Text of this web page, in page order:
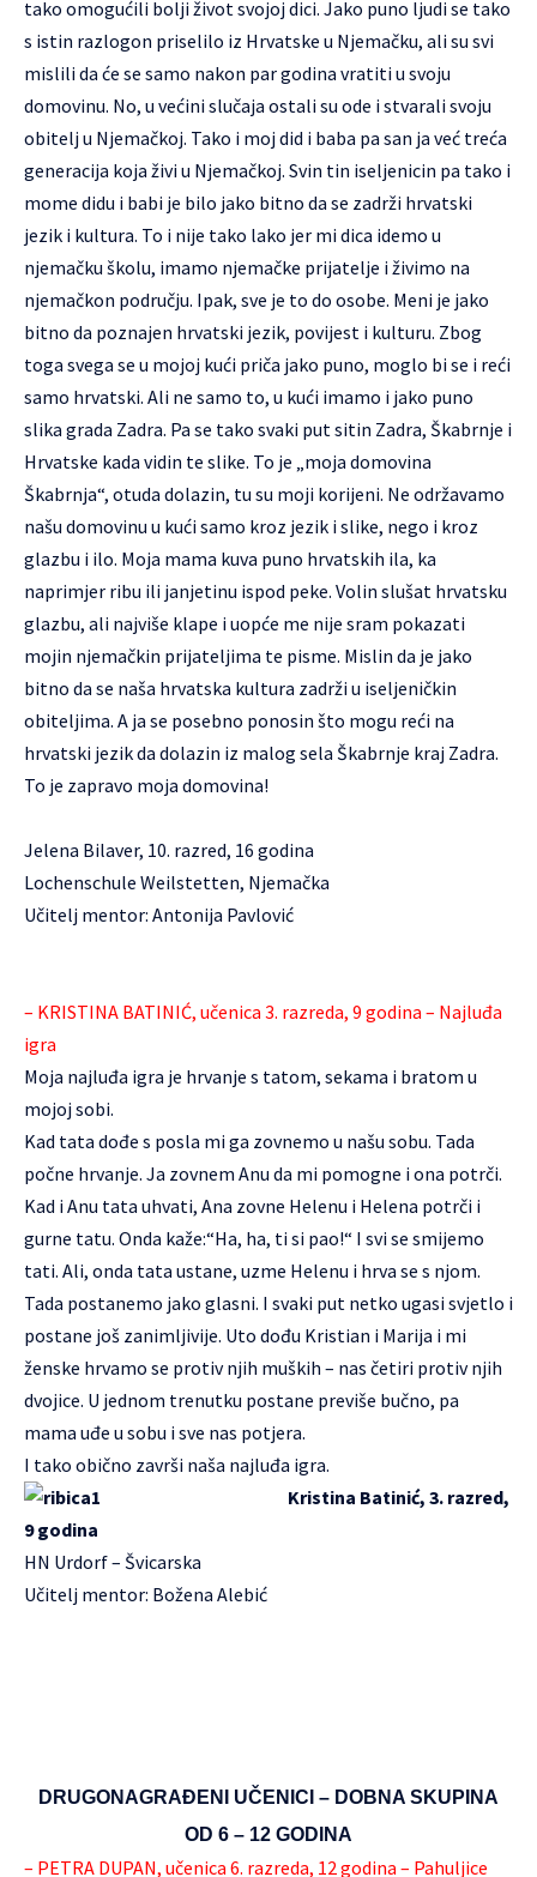
tako omogućili bolji život svojoj dici. Jako puno ljudi se tako
s istin razlogon priselilo iz Hrvatske u Njemačku, ali su svi
mislili da će se samo nakon par godina vratiti u svoju
domovinu. No, u većini slučaja ostali su ode i stvarali svoju
obitelj u Njemačkoj. Tako i moj did i baba pa san ja već treća
generacija koja živi u Njemačkoj. Svin tin iseljenicin pa tako i
mome didu i babi je bilo jako bitno da se zadrži hrvatski
jezik i kultura. To i nije tako lako jer mi dica idemo u
njemačku školu, imamo njemačke prijatelje i živimo na
njemačkon području. Ipak, sve je to do osobe. Meni je jako
bitno da poznajen hrvatski jezik, povijest i kulturu. Zbog
toga svega se u mojoj kući priča jako puno, moglo bi se i reći
samo hrvatski. Ali ne samo to, u kući imamo i jako puno
slika grada Zadra. Pa se tako svaki put sitin Zadra, Škabrnje i
Hrvatske kada vidin te slike. To je „moja domovina
Škabrnja“, otuda dolazin, tu su moji korijeni. Ne održavamo
našu domovinu u kući samo kroz jezik i slike, nego i kroz
glazbu i ilo. Moja mama kuva puno hrvatskih ila, ka
naprimjer ribu ili janjetinu ispod peke. Volin slušat hrvatsku
glazbu, ali najviše klape i uopće me nije sram pokazati
mojin njemačkin prijateljima te pisme. Mislin da je jako
bitno da se naša hrvatska kultura zadrži u iseljeničkin
obiteljima. A ja se posebno ponosin što mogu reći na
hrvatski jezik da dolazin iz malog sela Škabrnje kraj Zadra.
To je zapravo moja domovina!
Jelena Bilaver, 10. razred, 16 godina
Lochenschule Weilstetten, Njemačka
Učitelj mentor: Antonija Pavlović
– KRISTINA BATINIĆ, učenica 3. razreda, 9 godina – Najluđa
igra
Moja najluđa igra je hrvanje s tatom, sekama i bratom u
mojoj sobi.
Kad tata dođe s posla mi ga zovnemo u našu sobu. Tada
počne hrvanje. Ja zovnem Anu da mi pomogne i ona potrči.
Kad i Anu tata uhvati, Ana zovne Helenu i Helena potrči i
gurne tatu. Onda kaže:“Ha, ha, ti si pao!“ I svi se smijemo
tati. Ali, onda tata ustane, uzme Helenu i hrva se s njom.
Tada postanemo jako glasni. I svaki put netko ugasi svjetlo i
postane još zanimljivije. Uto dođu Kristian i Marija i mi
ženske hrvamo se protiv njih muških – nas četiri protiv njih
dvojice. U jednom trenutku postane previše bučno, pa
mama uđe u sobu i sve nas potjera.
I tako obično završi naša najluđa igra.
Kristina Batinić, 3. razred,
9 godina
HN Urdorf – Švicarska
Učitelj mentor: Božena Alebić
DRUGONAGRAĐENI UČENICI – DOBNA SKUPINA
OD 6 – 12 GODINA
– PETRA DUPAN, učenica 6. razreda, 12 godina – Pahuljice